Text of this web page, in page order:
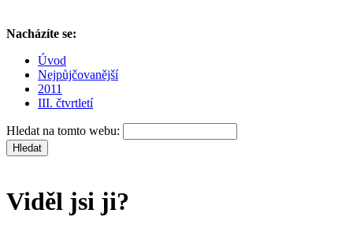
Nacházíte se:
Úvod
Nejpůjčovanější
2011
III. čtvrtletí
Hledat na tomto webu:
Viděl jsi ji?